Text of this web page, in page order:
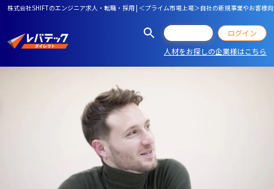
株式会社SHIFTのエンジニア求人・転職・採用 | ＜プライム市場上場＞自社の新規事業やお客
ログイン
人材をお探しの企業様はこちら